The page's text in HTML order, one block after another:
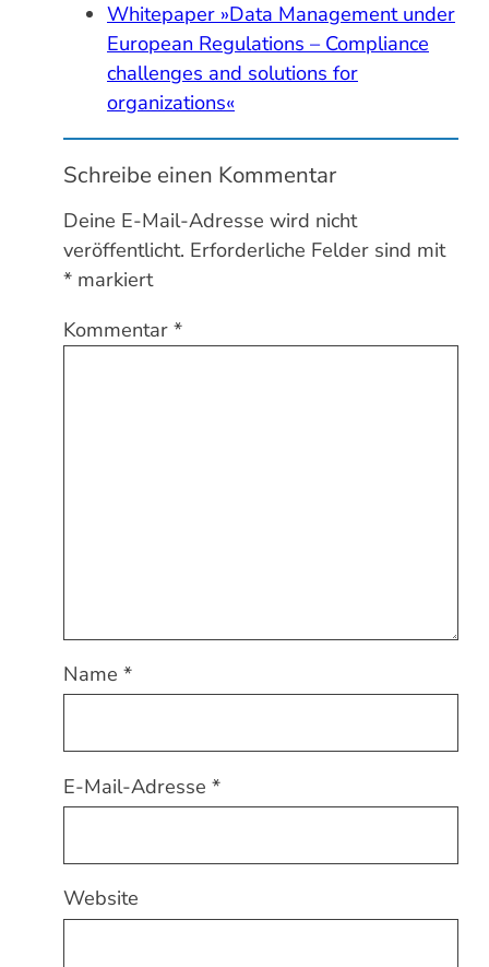
Whitepaper »Data Management under
European Regulations – Compliance
challenges and solutions for
organizations«
Schreibe einen Kommentar
Deine E-Mail-Adresse wird nicht
veröffentlicht. Erforderliche Felder sind mit
* markiert
Kommentar *
Name *
E-Mail-Adresse *
Website